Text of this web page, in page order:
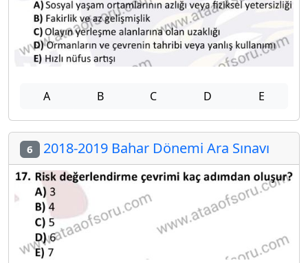
A B C D E
6 2018-2019 Bahar Dönemi Ara Sınavı